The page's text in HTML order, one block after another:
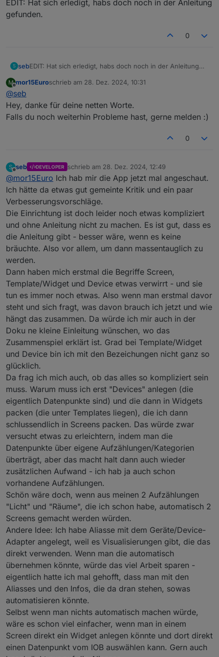
EDIT: Hat sich erledigt, habs doch noch in der Anleitung
gefunden.
0
S sebEDIT: Hat sich erledigt, habs doch noch in der Anleitung
M
Offline
mor15Euroschrieb am 28. Dez. 2024, 10:31
zuletzt editiert von
@seb
Hey, danke für deine netten Worte.
Falls du noch weiterhin Probleme hast, gerne melden :)
0
S
Offline
seb DEVELOPER schrieb am 28. Dez. 2024, 12:49
zuletzt editiert von
@mor15Euro Ich hab mir die App jetzt mal angeschaut.
Ich hätte da etwas gut gemeinte Kritik und ein paar
Verbesserungsvorschläge.
Die Einrichtung ist doch leider noch etwas kompliziert
und ohne Anleitung nicht zu machen. Es ist gut, dass es
die Anleitung gibt - besser wäre, wenn es keine
bräuchte. Also vor allem, um dann massentauglich zu
werden.
Dann haben mich erstmal die Begriffe Screen,
Template/Widget und Device etwas verwirrt - und sie
tun es immer noch etwas. Also wenn man erstmal davor
steht und sich fragt, was davon brauch ich jetzt und wie
hängt das zusammen. Da würde ich mir auch in der
Doku ne kleine Einleitung wünschen, wo das
Zusammenspiel erklärt ist. Grad bei Template/Widget
und Device bin ich mit den Bezeichungen nicht ganz so
glücklich.
Da frag ich mich auch, ob das alles so kompliziert sein
muss. Warum muss ich erst "Devices" anlegen (die
eigentlich Datenpunkte sind) und die dann in Widgets
packen (die unter Templates liegen), die ich dann
schlussendlich in Screens packen. Das würde zwar
versucht etwas zu erleichtern, indem man die
Datenpunkte über eigene Aufzählungen/Kategorien
überträgt, aber das macht halt dann auch wieder
zusätzlichen Aufwand - ich hab ja auch schon
vorhandene Aufzählungen.
Schön wäre doch, wenn aus meinen 2 Aufzählungen
"Licht" und "Räume", die ich schon habe, automatisch 2
Screens gemacht werden würden.
Andere Idee: Ich habe Aliasse mit dem Geräte/Device-
Adapter angelegt, weil es Visualisierungen gibt, die das
direkt verwenden. Wenn man die automatisch
übernehmen könnte, würde das viel Arbeit sparen -
eigentlich hatte ich mal gehofft, dass man mit den
Aliasses und den Infos, die da dran stehen, sowas
automatisieren könnte.
Selbst wenn man nichts automatisch machen würde,
wäre es schon viel einfacher, wenn man in einem
Screen direkt ein Widget anlegen könnte und dort direkt
einen Datenpunkt vom IOB auswählen kann. Gern auch